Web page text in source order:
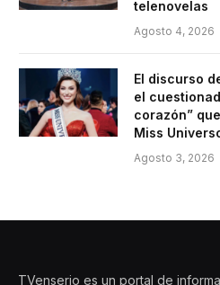
telenovelas
Agosto 4, 2026
El discurso
el
corazón”
Miss
Agosto 3, 2026
TVenserio es un portal de